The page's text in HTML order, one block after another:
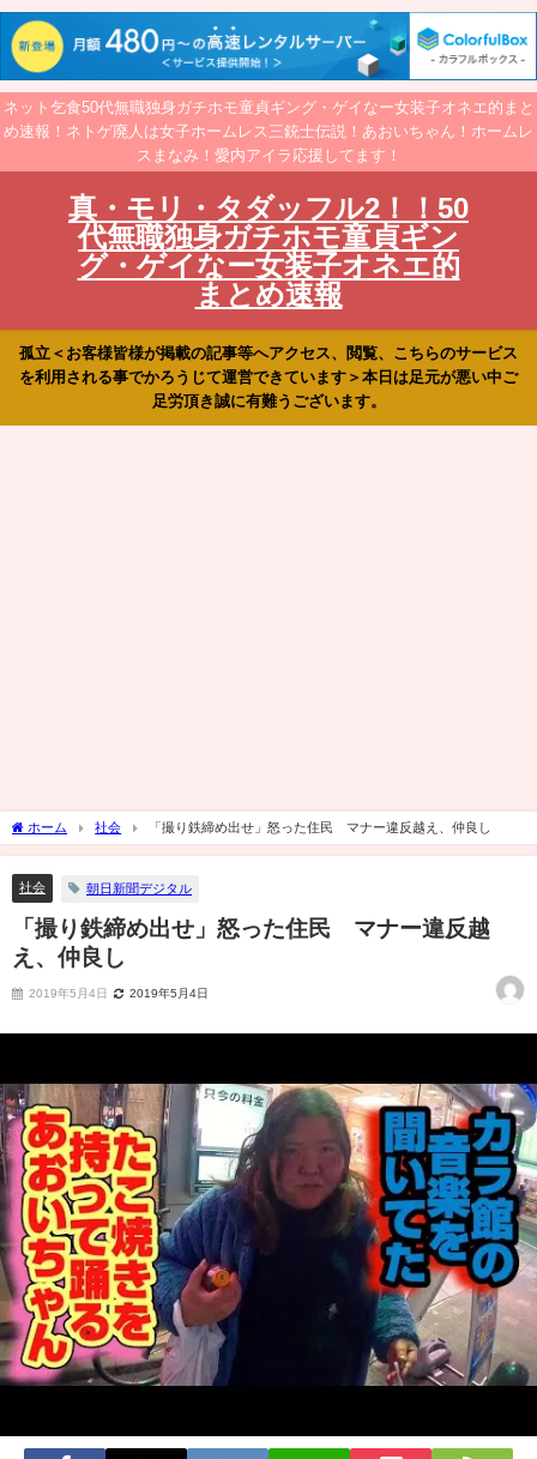
ネット乞食50代無職独身ガチホモ童貞ギング・ゲイなー女装子オネエ的まと
め速報！ネトゲ廃人は女子ホームレス三銃士伝説！あおいちゃん！ホームレ
スまなみ！愛内アイラ応援してます！
真・モリ・タダッフル2！！50
代無職独身ガチホモ童貞ギン
グ・ゲイなー女装子オネエ的
まとめ速報
孤立＜お客様皆様が掲載の記事等へアクセス、閲覧、こちらのサービス
を利用される事でかろうじて運営できています＞本日は足元が悪い中ご
足労頂き誠に有難うございます。
ホーム 社会 「撮り鉄締め出せ」怒った住民 マナー違反越え、仲良し
社会 朝日新聞デジタル
「撮り鉄締め出せ」怒った住民 マナー違反越
え、仲良し
2019年5月4日 2019年5月4日